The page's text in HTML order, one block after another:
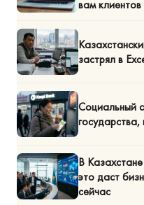
вам клиентов
застрял в
Социальный
В
это даст
сейчас